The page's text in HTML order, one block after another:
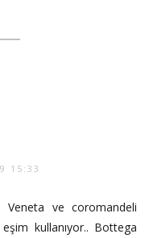
15:33
ve coromandeli
kullanıyor.. Bottega